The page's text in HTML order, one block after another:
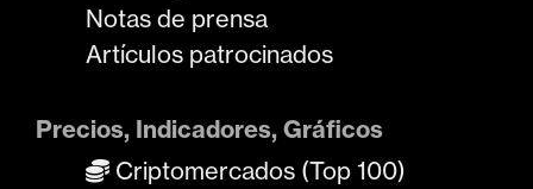
Notas de prensa
Artículos patrocinados
Precios, Indicadores, Gráficos
Criptomercados (Top 100)